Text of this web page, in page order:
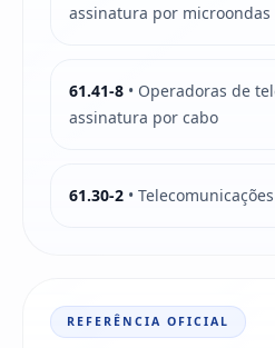
assinatura por microondas
61.41-8 • Operadoras de
assinatura por cabo
61.30-2 •
REFERÊNCIA OFICIAL